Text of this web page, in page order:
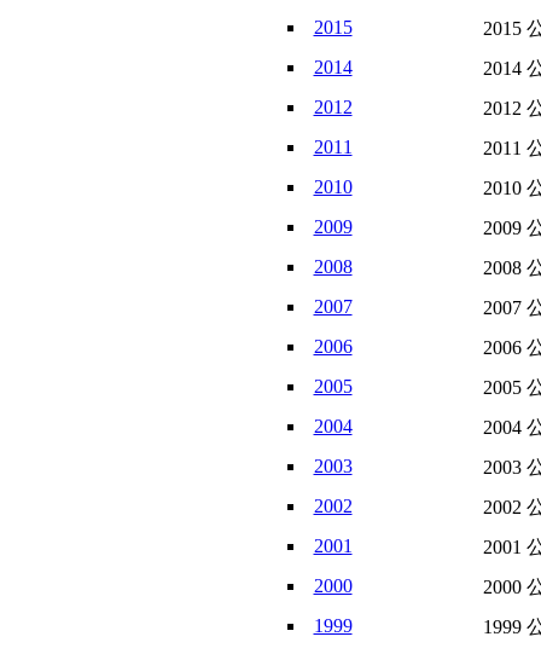
2015
2015
2014
2014
2012
2012
2011
2011
2010
2010
2009
2009
2008
2008
2007
2007
2006
2006
2005
2005
2004
2004
2003
2003
2002
2002
2001
2001
2000
2000
1999
1999